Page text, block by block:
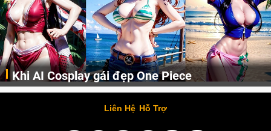
Khi AI Cosplay gái đẹp One Piece
Những cô nàng nóng bỏng Boa Hancock, Nico Robin, Nami, Yamato hay Perona được AI vẽ lại dưới hình thức Cosplay cực kỳ chuẩn chỉnh.
Liên Hệ Hỗ Trợ